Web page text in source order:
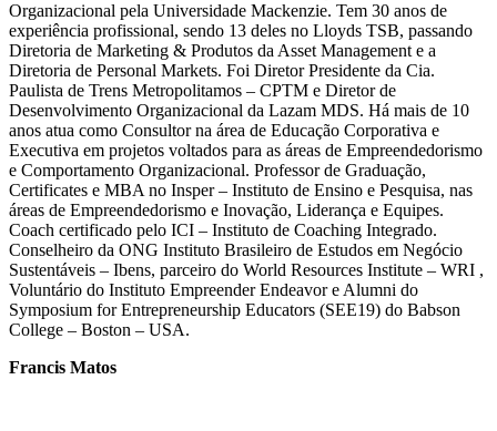
Organizacional pela Universidade Mackenzie. Tem 30 anos de
experiência profissional, sendo 13 deles no Lloyds TSB, passando
Diretoria de Marketing & Produtos da Asset Management e a
Diretoria de Personal Markets. Foi Diretor Presidente da Cia.
Paulista de Trens Metropolitamos – CPTM e Diretor de
Desenvolvimento Organizacional da Lazam MDS. Há mais de 10
anos atua como Consultor na área de Educação Corporativa e
Executiva em projetos voltados para as áreas de Empreendedorismo
e Comportamento Organizacional. Professor de Graduação,
Certificates e MBA no Insper – Instituto de Ensino e Pesquisa, nas
áreas de Empreendedorismo e Inovação, Liderança e Equipes.
Coach certificado pelo ICI – Instituto de Coaching Integrado.
Conselheiro da ONG Instituto Brasileiro de Estudos em Negócio
Sustentáveis – Ibens, parceiro do World Resources Institute – WRI ,
Voluntário do Instituto Empreender Endeavor e Alumni do
Symposium for Entrepreneurship Educators (SEE19) do Babson
College – Boston – USA.
Francis Matos